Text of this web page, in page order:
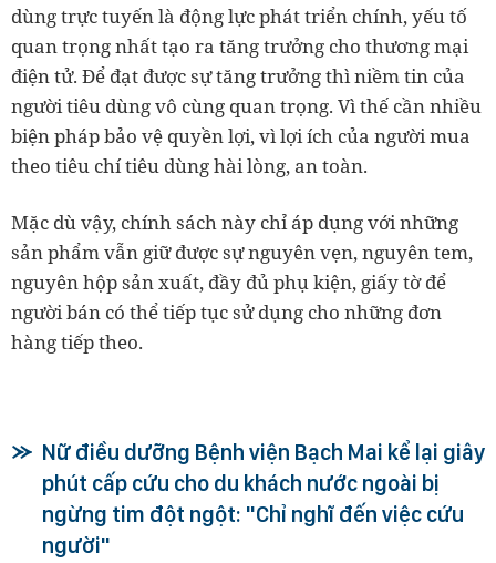
dùng trực tuyến là động lực phát triển chính, yếu tố
quan trọng nhất tạo ra tăng trưởng cho thương mại
điện tử. Để đạt được sự tăng trưởng thì niềm tin của
người tiêu dùng vô cùng quan trọng. Vì thế cần nhiều
biện pháp bảo vệ quyền lợi, vì lợi ích của người mua
theo tiêu chí tiêu dùng hài lòng, an toàn.
Mặc dù vậy, chính sách này chỉ áp dụng với những
sản phẩm vẫn giữ được sự nguyên vẹn, nguyên tem,
nguyên hộp sản xuất, đầy đủ phụ kiện, giấy tờ để
người bán có thể tiếp tục sử dụng cho những đơn
hàng tiếp theo.
Nữ điều dưỡng Bệnh viện Bạch Mai kể lại giây
phút cấp cứu cho du khách nước ngoài bị
ngừng tim đột ngột: "Chỉ nghĩ đến việc cứu
người"